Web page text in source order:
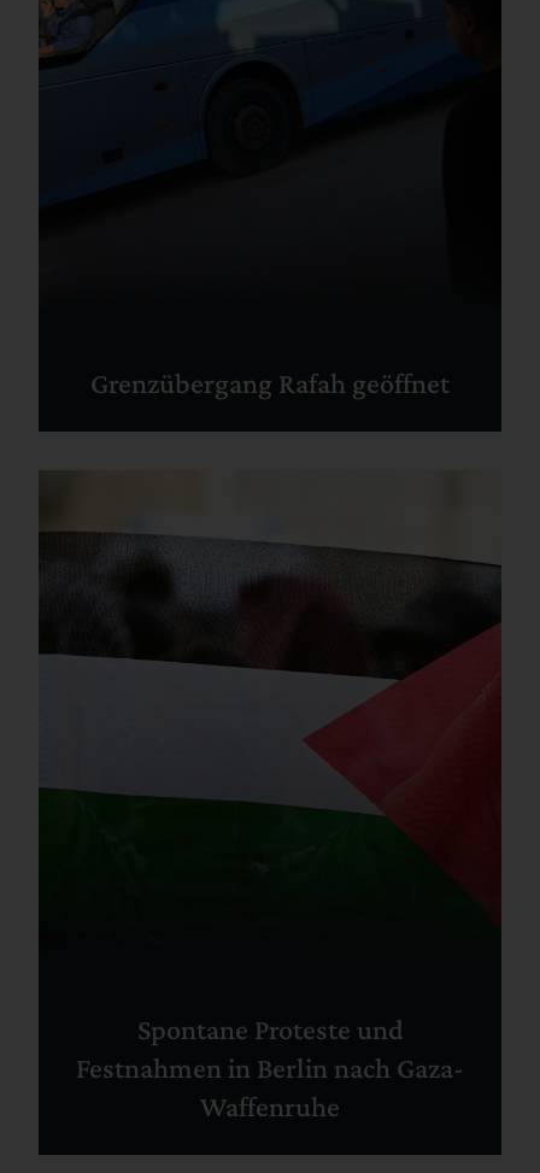
Grenzübergang Rafah geöffnet
Spontane Proteste und
Festnahmen in Berlin nach Gaza-
Waffenruhe